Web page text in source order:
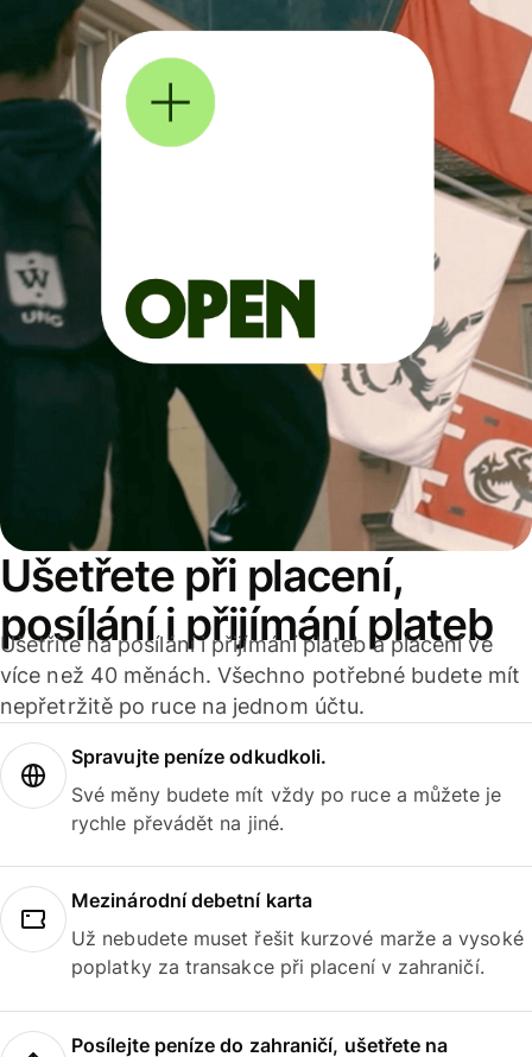
Ušetřete při placení,
posílání i přijímání plateb
Ušetříte na posílání i přijímání plateb a placení ve
více než 40 měnách. Všechno potřebné budete mít
nepřetržitě po ruce na jednom účtu.
Spravujte peníze odkudkoli.
Své měny budete mít vždy po ruce a můžete je
rychle převádět na jiné.
Mezinárodní debetní karta
Už nebudete muset řešit kurzové marže a vysoké
poplatky za transakce při placení v zahraničí.
Posílejte peníze do zahraničí, ušetřete na